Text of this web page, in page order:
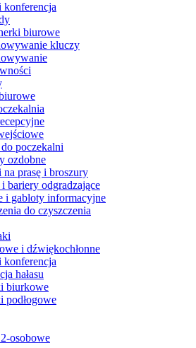
biurowe
kluczy
poczekalni
ozdobne
na prasę i broszury
i bariery odgradzające
i gabloty informacyjne
do czyszczenia
i dźwiękochłonne
hałasu
biurkowe
podłogowe
osobowe